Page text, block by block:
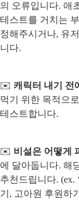
의 오류입니다. 애
테스트를 거치는
정해주시거나, 유
니다.
✉️ 캐릭터 내기 전
먹기 위한 목적으
테스트합니다.
✉️ 비설은 어떻게
에 달아둡니다. 해
추천드립니다.
기, 고아원 후원하